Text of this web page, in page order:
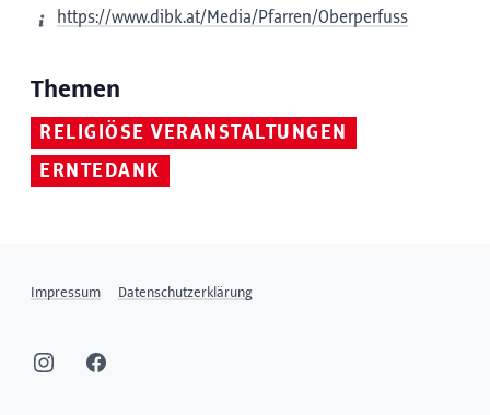
https://www.dibk.at/Media/Pfarren/Oberperfuss
Themen
RELIGIÖSE VERANSTALTUNGEN
ERNTEDANK
Impressum Datenschutzerklärung